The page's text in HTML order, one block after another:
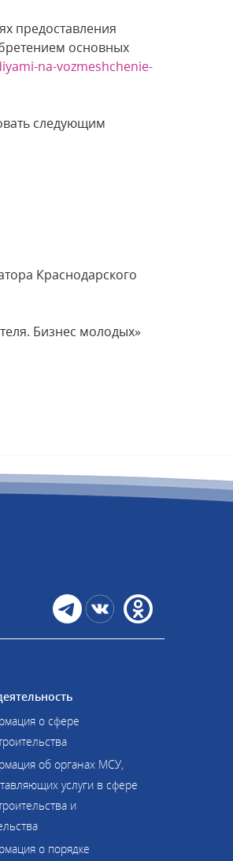
предоставления
основных
na-vozmeshchenie-
следующим
Краснодарского
Бизнес молодых»
о сфере
об органах МСУ,
услуги в сфере
и
о порядке